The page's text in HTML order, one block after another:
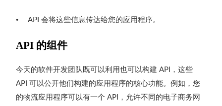
• API会将这些信息传达给您的应用程序。
API 的组件
今天的软件开发团队既可以利用也可以构建 API ，这些
API 可以公开他们构建的应用程序的核心功能。例如，您
的物流应用程序可以有一个 API
，允许不同的电子商务网